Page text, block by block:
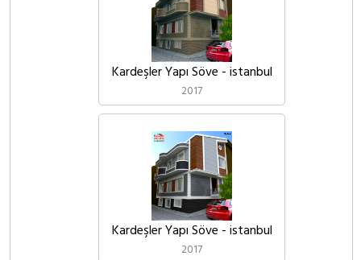
Kardeşler Yapı Söve - istanbul
2017
Kardeşler Yapı Söve - istanbul
2017